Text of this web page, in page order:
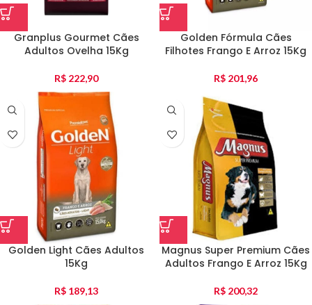
Granplus Gourmet Cães
Adultos Ovelha 15Kg
R$ 222,90
Golden Fórmula Cães
Filhotes Frango E Arroz 15Kg
R$ 201,96
Golden Light Cães Adultos
15Kg
R$ 189,13
Magnus Super Premium Cães
Adultos Frango E Arroz 15Kg
R$ 200,32